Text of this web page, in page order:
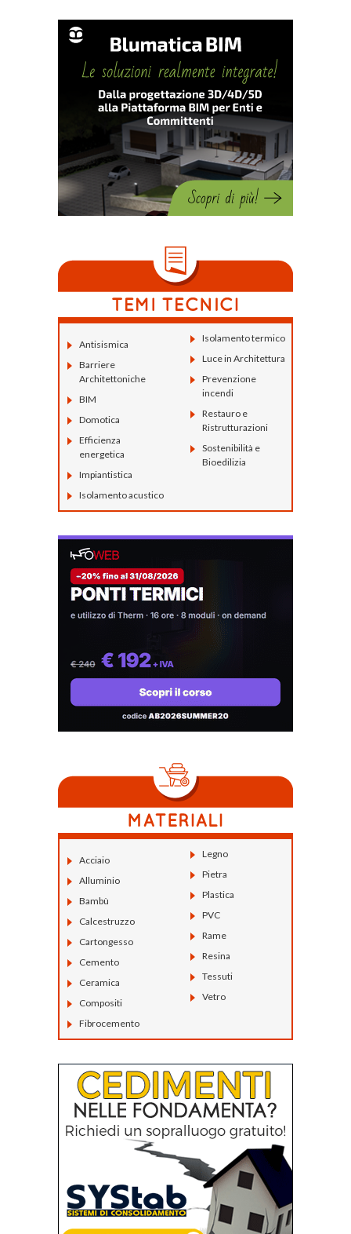
Antisismica
Barriere
Architettoniche
BIM
Domotica
Efficienza
energetica
Impiantistica
Isolamento acustico
Isolamento termico
Luce in Architettura
Prevenzione
incendi
Restauro e
Ristrutturazioni
Sostenibilità e
Bioedilizia
Acciaio
Alluminio
Bambù
Calcestruzzo
Cartongesso
Cemento
Ceramica
Compositi
Fibrocemento
Legno
Pietra
Plastica
PVC
Rame
Resina
Tessuti
Vetro